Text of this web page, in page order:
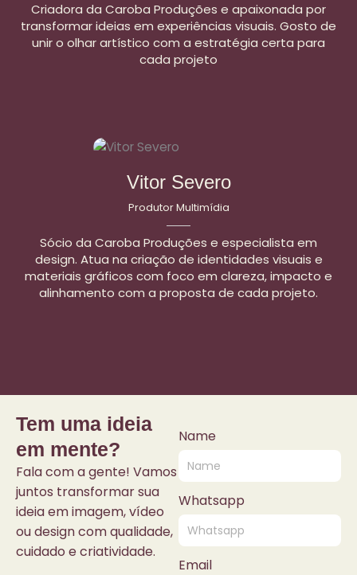
Criadora da Caroba Produções e apaixonada por
transformar ideias em experiências visuais. Gosto de
unir o olhar artístico com a estratégia certa para
cada projeto
Vitor Severo
Produtor Multimídia
Sócio da Caroba Produções e especialista em
design. Atua na criação de identidades visuais e
materiais gráficos com foco em clareza, impacto e
alinhamento com a proposta de cada projeto.
Tem uma ideia
em mente?
Fala com a gente! Vamos
juntos transformar sua
ideia em imagem, vídeo
ou design com qualidade,
cuidado e criatividade.
Name
Whatsapp
Email